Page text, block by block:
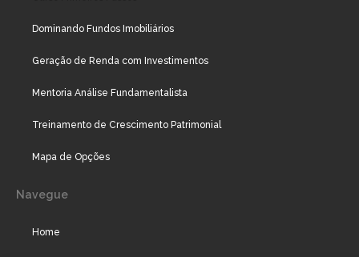
Dominando Fundos Imobiliários
Geração de Renda com Investimentos
Mentoria Análise Fundamentalista
Treinamento de Crescimento Patrimonial
Mapa de Opções
Navegue
Home